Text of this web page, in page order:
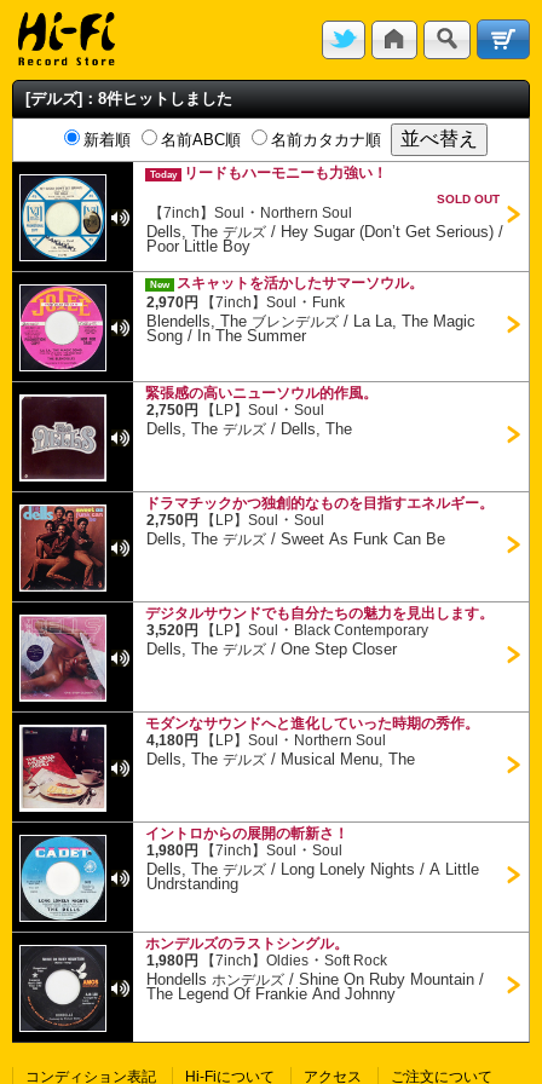
[デルズ]：8件ヒットしました
新着順 名前ABC順 名前カタカナ順
Today リードもハーモニーも力強い！
SOLD OUT
【7inch】Soul ・ Northern Soul
Dells, Theデルズ / Hey Sugar (Don’t Get Serious) /
Poor Little Boy
New
スキャットを活かしたサマーソウル。
2,970円
【7inch】Soul ・ Funk
Blendells, The ブレンデルズ / La La, The Magic
Song / In The Summer
緊張感の高いニューソウル的作風。
2,750円
【LP】Soul ・Soul
Dells, Theデルズ / Dells, The
ドラマチックかつ独創的なものを目指すエネルギー。
2,750円
【LP】Soul ・Soul
Dells, Theデルズ /Sweet As Funk Can Be
デジタルサウンドでも自分たちの魅力を見出します。
3,520円
【LP】Soul ・ Black Contemporary
Dells, Theデルズ /One Step Closer
モダンなサウンドへと進化していった時期の秀作。
4,180円
【LP】Soul ・ Northern Soul
Dells, Theデルズ / Musical Menu, The
イントロからの展開の斬新さ！
1,980円
【7inch】Soul ・Soul
Dells, Theデルズ / Long Lonely Nights / A Little
Undrstanding
ホンデルズのラストシングル。
1,980円
【7inch】Oldies ・Soft Rock
Hondells ホンデルズ /Shine On Ruby Mountain /
The Legend Of Frankie And Johnny
コンディション表記 Hi-Fiについて アクセス ご注文について